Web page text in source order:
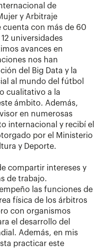
de
y Arbitraje
cuenta con más de 60
universidades
avances en
nos han
del Big Data y la
al mundo del fútbol
cualitativo a la
ámbito. Además,
en numerosas
internacional y recibí el
por el Ministerio
y Deporte.
compartir intereses y
de trabajo.
las funciones de
física de los árbitros
con organismos
el desarrollo del
Además, en mis
practicar este